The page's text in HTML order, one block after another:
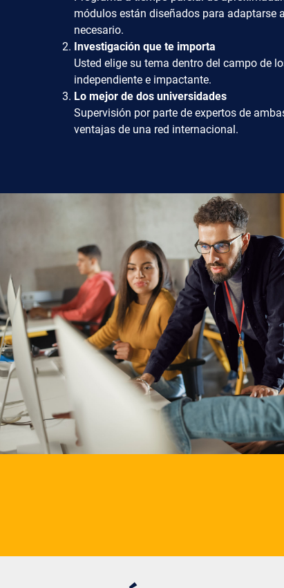
módulos están diseñados para adaptarse
necesario.
Investigación que te importa
Usted elige su tema dentro del campo de
independiente e impactante.
Lo mejor de dos universidades
Supervisión por parte de expertos de
ventajas de una red internacional.